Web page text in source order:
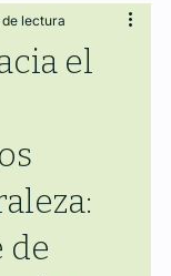
el
de
de lectura